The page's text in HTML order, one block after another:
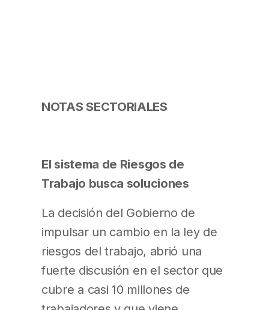
NOTAS SECTORIALES
El sistema de Riesgos de
Trabajo busca soluciones
La decisión del Gobierno de
impulsar un cambio en la ley de
riesgos del trabajo, abrió una
fuerte discusión en el sector que
cubre a casi 10 millones de